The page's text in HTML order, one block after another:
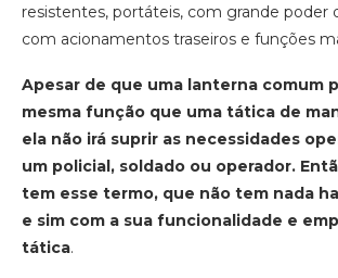
resistentes, portáteis, com grande poder
com acionamentos traseiros e funções
Apesar de que uma lanterna comum
mesma função que uma tática de
ela não irá suprir as necessidades
um policial, soldado ou operador.
tem esse termo, que não tem nada
e sim com a sua funcionalidade e
tática.